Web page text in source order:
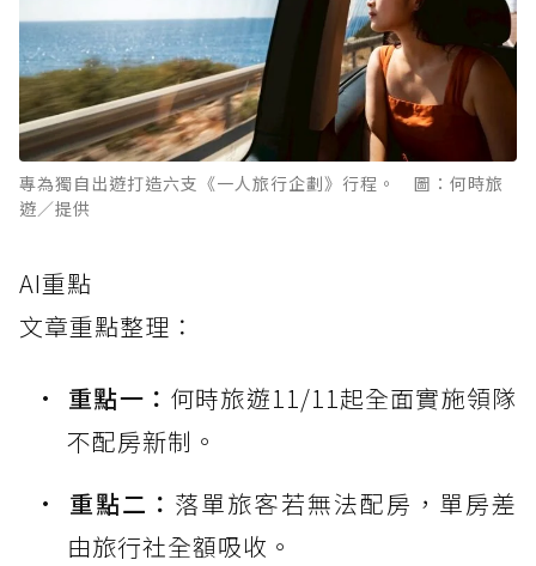
專為獨自出遊打造六支《一人旅行企劃》行程。 圖：何時旅
遊／提供
AI重點
文章重點整理：
重點一： 何時旅遊11/11起全面實施領隊
不配房新制。
重點二： 落單旅客若無法配房，單房差
由旅行社全額吸收。